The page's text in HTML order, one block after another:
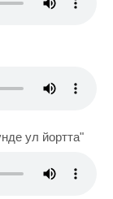
ул йортта"